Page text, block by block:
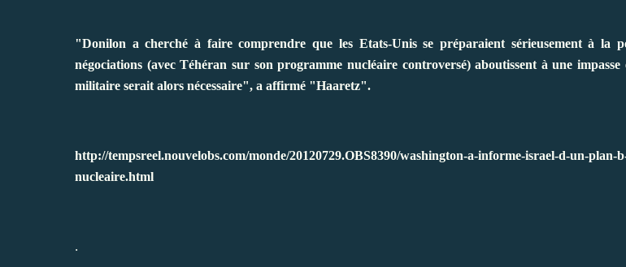
"Donilon a cherché à faire comprendre que les Etats-Unis se préparaient sérieusement à la
négociations (avec Téhéran sur son programme nucléaire controversé) aboutissent à une
militaire serait alors nécessaire", a affirmé "Haaretz".
http://tempsreel.nouvelobs.com/monde/20120729.OBS8390/washington-a-informe-israel-d-un-plan-
nucleaire.html
.